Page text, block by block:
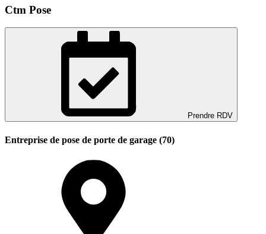
Ctm Pose
Prendre RDV
Entreprise de pose de porte de garage (70)